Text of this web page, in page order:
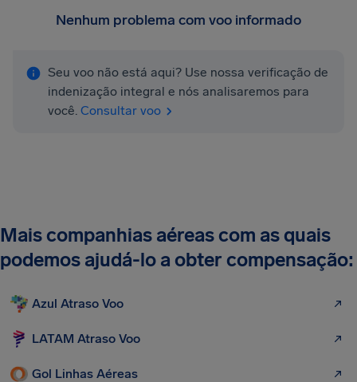
Nenhum problema com voo informado
Seu voo não está aqui? Use nossa verificação de
indenização integral e nós analisaremos para
você. Consultar voo
Mais companhias aéreas com as quais
podemos ajudá-lo a obter compensação:
Azul Atraso Voo
LATAM Atraso Voo
Gol Linhas Aéreas